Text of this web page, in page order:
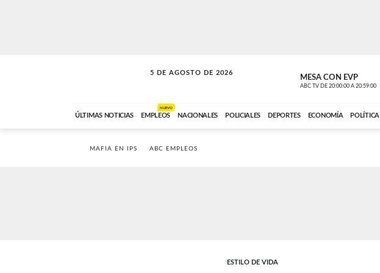
5 DE AGOSTO DE 2026
SOLO MÚSICA MESA CON EVP
ABC TV DE 20:00:00 A 20:59:00
ÚLTIMAS NOTICIAS EMPLEOS
NUEVO
NACIONALES POLICIALES DEPORTES ECONOMÍA POLÍTICA
MAFIA EN IPS ABC EMPLEOS
ESTILO DE VIDA